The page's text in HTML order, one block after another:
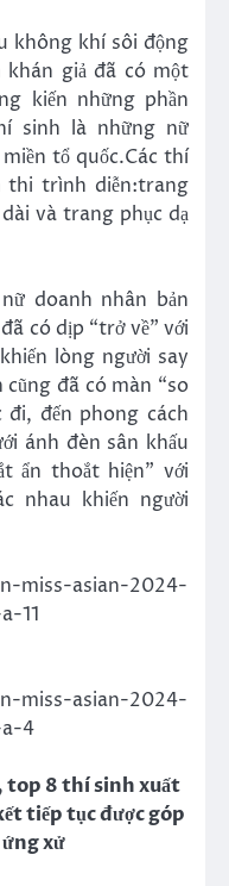
không khí sôi động
giả đã có một
kiến những phần
sinh là những nữ
tổ quốc.Các thí
thi trình diễn:trang
và trang phục dạ
doanh nhân bản
có dịp “trở về” với
lòng người say
đã có màn “so
đi, đến phong cách
ánh đèn sân khấu
ẩn thoắt hiện” với
nhau khiến người
top 8 thí sinh xuất
tiếp tục được góp
xử